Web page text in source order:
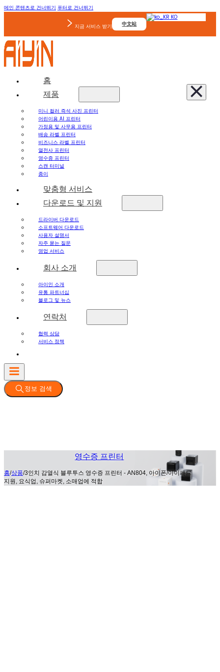
메인 콘텐츠로 건너뛰기 푸터로 건너뛰기
지금 서비스 받기 中文站
KO
홈
제품
미니 컬러 즉석 사진 프린터
어린이용 AI 프린터
가정용 및 사무용 프린터
배송 라벨 프린터
비즈니스 라벨 프린터
열전사 프린터
영수증 프린터
스캔 터미널
종이
맞춤형 서비스
다운로드 및 지원
드라이버 다운로드
소프트웨어 다운로드
사용자 설명서
자주 묻는 질문
영업 서비스
회사 소개
아이인 소개
유통 파트너십
블로그 및 뉴스
연락처
협력 상담
서비스 정책
정보 검색
영수증 프린터
홈/상품/3인치 감열식 블루투스 영수증 프린터 - AN804, 아이폰/아이패드
지원, 요식업, 슈퍼마켓, 소매업에 적합